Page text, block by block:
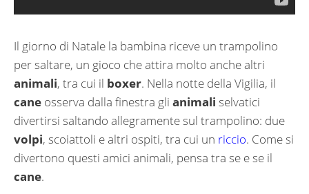
Il giorno di Natale la bambina riceve un trampolino
per saltare, un gioco che attira molto anche altri
animali, tra cui il boxer. Nella notte della Vigilia, il
cane osserva dalla finestra gli animali selvatici
divertirsi saltando allegramente sul trampolino: due
volpi, scoiattoli e altri ospiti, tra cui un riccio. Come si
divertono questi amici animali, pensa tra se e se il
cane.